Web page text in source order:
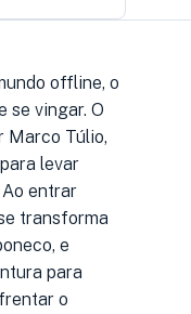
offline, o
se vingar. O
Marco Túlio,
levar
entrar
transforma
e
para
o